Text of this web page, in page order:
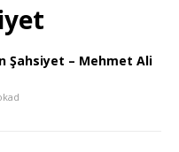
Şahsiyet – Mehmet Ali